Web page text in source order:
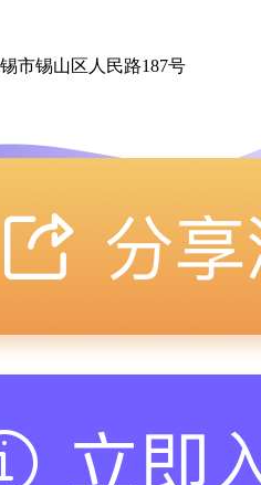
市锡山区人民路187号